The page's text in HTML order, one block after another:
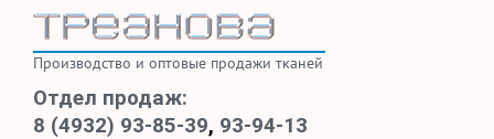
Производство и оптовые продажи тканей
Отдел продаж:
8 (4932) 93-85-39, 93-94-13